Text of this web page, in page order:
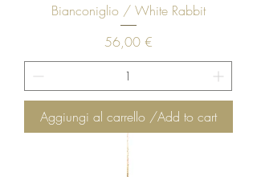
Bianconiglio / White Rabbit
Prezzo
56,00 €
Aggiungi al carrello /Add to cart